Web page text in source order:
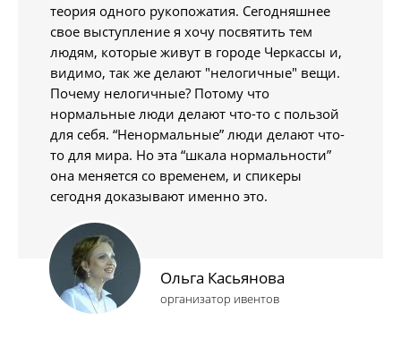
теория одного рукопожатия. Сегодняшнее
свое выступление я хочу посвятить тем
людям, которые живут в городе Черкассы и,
видимо, так же делают "нелогичные" вещи.
Почему нелогичные? Потому что
нормальные люди делают что-то с пользой
для себя. “Ненормальные” люди делают что-
то для мира. Но эта “шкала нормальности”
она меняется со временем, и спикеры
сегодня доказывают именно это.
Ольга Касьянова
организатор ивентов